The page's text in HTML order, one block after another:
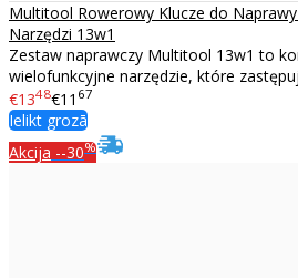
Multitool Rowerowy Klucze do
Narzędzi 13w1
Zestaw naprawczy Multitool 13w1 to
wielofunkcyjne narzędzie, które
€1348€11 67
Ielikt grozā
Akcija --30%